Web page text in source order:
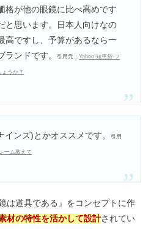
りのないブランドバッグ10選
気&メンズ向けも
格が他の眼鏡に比べ高めです
と思います。日本人向けなの
高ですし、予算があるなら一
ランドです。
引用元：Yahoo!知恵袋-フ
うか？
ンズ)とかオススメです。 引用
ーム教えて
は道具である』をコンセプトに作
材の特性を活かして設計されてい